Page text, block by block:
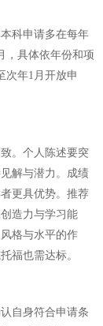
科申请多在每年
，具体依年份和项
次年1月开放申
。个人陈述要突
解与潜力。成绩
更具优势。推荐
造力与学习能
格与水平的作
福也需达标。
自身符合申请条